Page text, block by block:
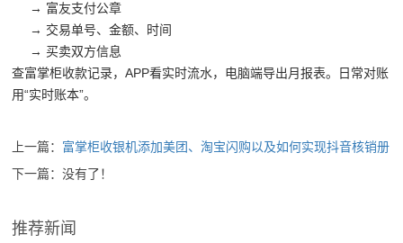
→ 富友支付公章
→ 交易单号、金额、时间
→ 买卖双方信息
查富掌柜收款记录，APP看实时流水，电脑端导出月报表。日常对账
用“实时账本”。
上一篇： 富掌柜收银机添加美团、淘宝闪购以及如何实现抖音核销册
下一篇：没有了！
推荐新闻